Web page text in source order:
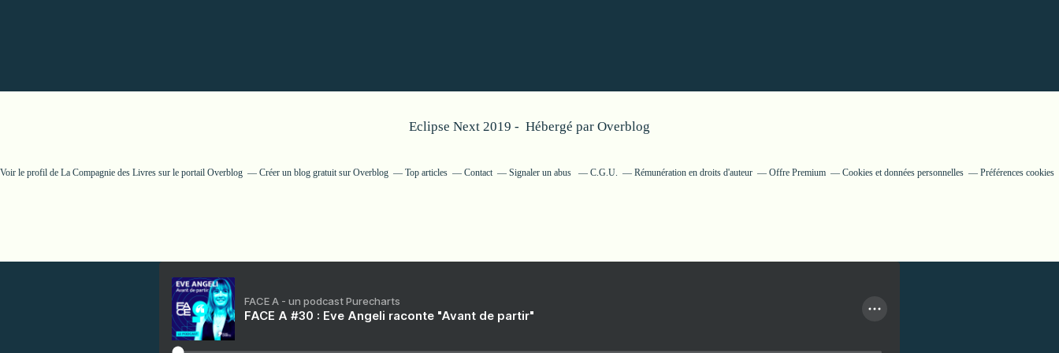
Eclipse Next 2019 - Hébergé par Overblog
Voir le profil de La Compagnie des Livres sur le portail Overblog Créer un blog gratuit sur Overblog Top articles Contact Signaler un abus C.G.U. Rémunération en droits d'auteur Offre Premium Cookies et données personnelles Préférences cookies
FACE A - un podcast Purecharts
FACE A #30 : Eve Angeli raconte "Avant de partir"